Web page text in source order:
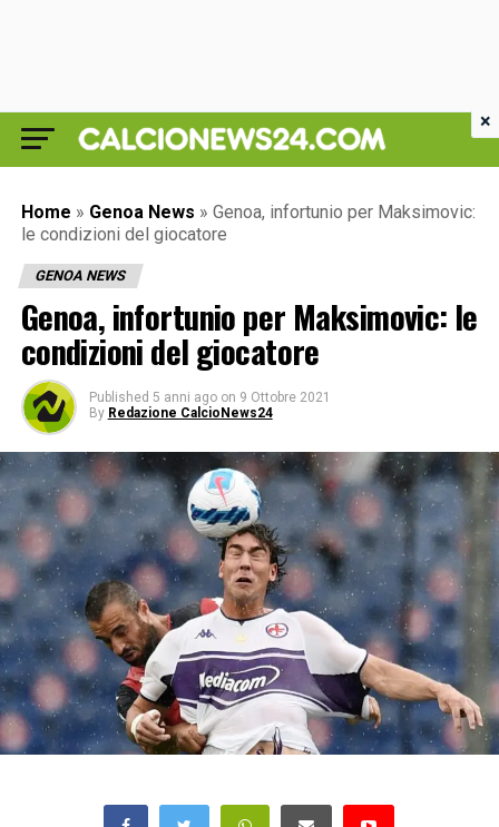
Home » Genoa News » Genoa, infortunio per Maksimovic:
le condizioni del giocatore
GENOA NEWS
Genoa, infortunio per Maksimovic: le
condizioni del giocatore
Published 5 anni ago on 9 Ottobre 2021
By Redazione CalcioNews24
×